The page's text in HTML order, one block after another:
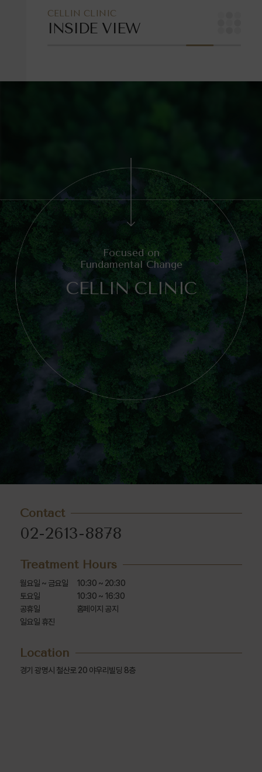
CELLIN CLINIC
INSIDE VIEW
Focused on
Fundamental Change
CELLIN CLINIC
Contact
02-2613-8878
Treatment Hours
월요일 ~ 금요일
토요일
공휴일
일요일 휴진
10:30 ~ 20:30
10:30 ~ 16:30
홈페이지 공지
Location
경기 광명시 철산로 20 야우리빌딩 8층